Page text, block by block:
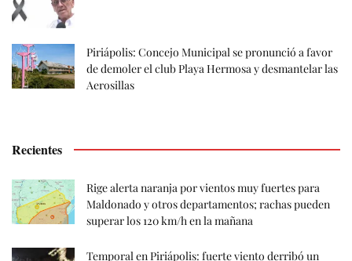
Piriápolis: Concejo Municipal se pronunció a favor
de demoler el club Playa Hermosa y desmantelar las
Aerosillas
Recientes
Rige alerta naranja por vientos muy fuertes para
Maldonado y otros departamentos; rachas pueden
superar los 120 km/h en la mañana
Temporal en Piriápolis: fuerte viento derribó un